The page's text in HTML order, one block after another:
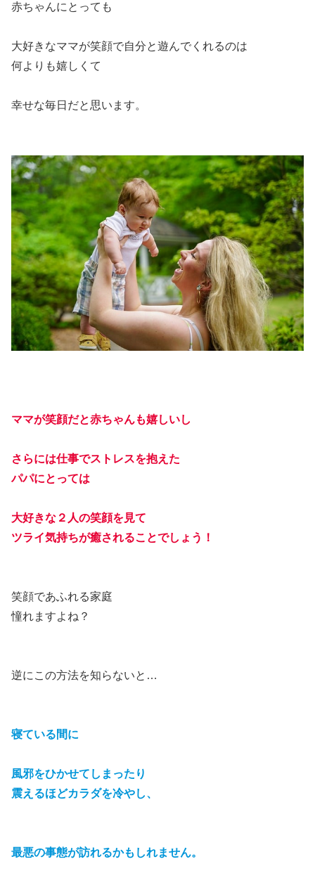
赤ちゃんにとっても
大好きなママが笑顔で自分と遊んでくれるのは
何よりも嬉しくて
幸せな毎日だと思います。
ママが笑顔だと赤ちゃんも嬉しいし
さらには仕事でストレスを抱えた
パパにとっては
大好きな２人の笑顔を見て
ツライ気持ちが癒されることでしょう！
笑顔であふれる家庭
憧れますよね？
逆にこの方法を知らないと…
寝ている間に
風邪をひかせてしまったり
震えるほどカラダを冷やし、
最悪の事態が訪れるかもしれません。